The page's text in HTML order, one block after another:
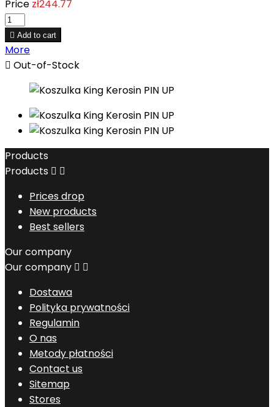
Price zł244.77
 Add to cart
More
 Out-of-Stock
Products
Products  
Prices drop
New products
Best sellers
Our company
Our company  
Dostawa
Polityka prywatności
Regulamin
O nas
Metody płatności
Contact us
Sitemap
Stores